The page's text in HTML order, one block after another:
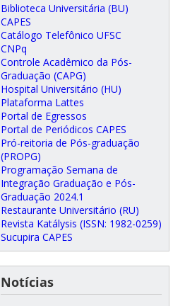
Biblioteca Universitária (BU)
CAPES
Catálogo Telefônico UFSC
CNPq
Controle Acadêmico da Pós-
Graduação (CAPG)
Hospital Universitário (HU)
Plataforma Lattes
Portal de Egressos
Portal de Periódicos CAPES
Pró-reitoria de Pós-graduação
(PROPG)
Programação Semana de
Integração Graduação e Pós-
Graduação 2024.1
Restaurante Universitário (RU)
Revista Katálysis (ISSN: 1982-0259)
Sucupira CAPES
Notícias